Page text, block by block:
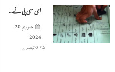
ای سی پی نے 8 فروری کے انتخابات کے لیے پوسٹل بیلٹ جاری کیے ہیں۔
جنوري 20,
2024
0 تبصرے